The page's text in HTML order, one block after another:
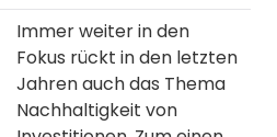
Immer weiter in den
Fokus rückt in den letzten
Jahren auch das Thema
Nachhaltigkeit von